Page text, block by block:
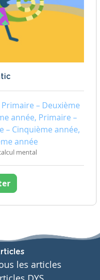
Primaire – Deuxième
année, Primaire –
– Cinquième année,
année
mental
les articles